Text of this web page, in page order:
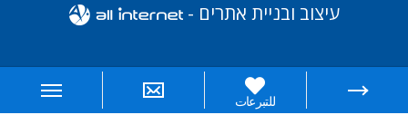
עיצוב ובניית אתרים -